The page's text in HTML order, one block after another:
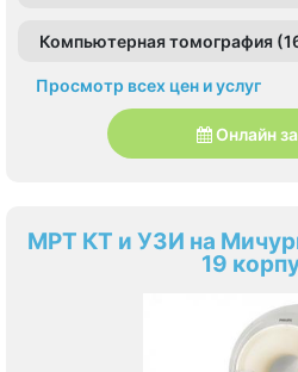
Компьютерная томография
Просмотр всех цен и услуг
Онлайн
МРТ КТ и УЗИ на
19